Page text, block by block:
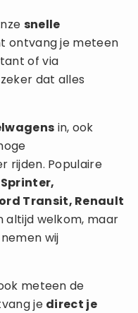
snelle
ontvang je meteen
of via
dat alles
in, ook
rijden. Populaire
Transit, Renault
altijd welkom, maar
wij
meteen de
je direct je